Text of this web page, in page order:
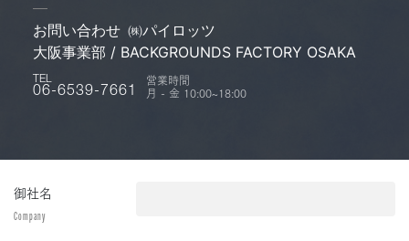
お問い合わせ ㈱パイロッツ
大阪事業部 / BACKGROUNDS FACTORY OSAKA
TEL
06-6539-7661
営業時間
月 - 金 10:00~18:00
御社名
Company